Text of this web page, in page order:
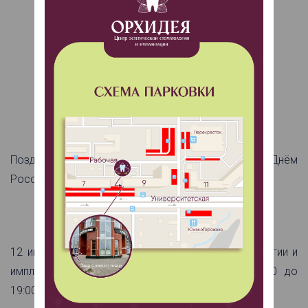
Уважаемые пациенты!
Поздравляем вас с наступающим праздником – Днём
России!
12 июня (пятница) Центр эстетической стоматологии и
имплантации «Орхидея» будет работать с 09:00 до
19:00.